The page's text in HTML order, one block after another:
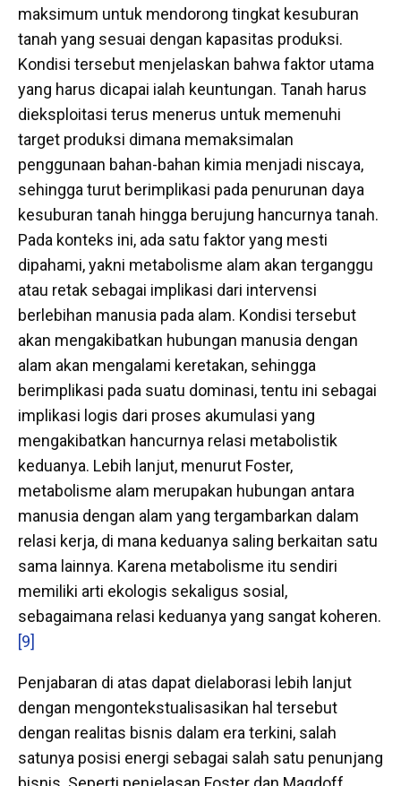
maksimum untuk mendorong tingkat kesuburan
tanah yang sesuai dengan kapasitas produksi.
Kondisi tersebut menjelaskan bahwa faktor utama
yang harus dicapai ialah keuntungan. Tanah harus
dieksploitasi terus menerus untuk memenuhi
target produksi dimana memaksimalan
penggunaan bahan-bahan kimia menjadi niscaya,
sehingga turut berimplikasi pada penurunan daya
kesuburan tanah hingga berujung hancurnya tanah.
Pada konteks ini, ada satu faktor yang mesti
dipahami, yakni metabolisme alam akan terganggu
atau retak sebagai implikasi dari intervensi
berlebihan manusia pada alam. Kondisi tersebut
akan mengakibatkan hubungan manusia dengan
alam akan mengalami keretakan, sehingga
berimplikasi pada suatu dominasi, tentu ini sebagai
implikasi logis dari proses akumulasi yang
mengakibatkan hancurnya relasi metabolistik
keduanya. Lebih lanjut, menurut Foster,
metabolisme alam merupakan hubungan antara
manusia dengan alam yang tergambarkan dalam
relasi kerja, di mana keduanya saling berkaitan satu
sama lainnya. Karena metabolisme itu sendiri
memiliki arti ekologis sekaligus sosial,
sebagaimana relasi keduanya yang sangat koheren.
[9]
Penjabaran di atas dapat dielaborasi lebih lanjut
dengan mengontekstualisasikan hal tersebut
dengan realitas bisnis dalam era terkini, salah
satunya posisi energi sebagai salah satu penunjang